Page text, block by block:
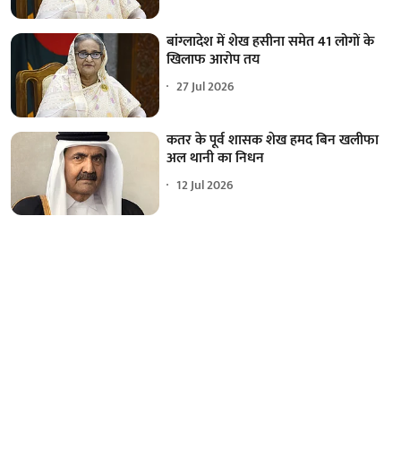
बांग्लादेश में शेख हसीना समेत 41 लोगों के
खिलाफ आरोप तय
27 Jul 2026
कतर के पूर्व शासक शेख हमद बिन खलीफा
अल थानी का निधन
12 Jul 2026